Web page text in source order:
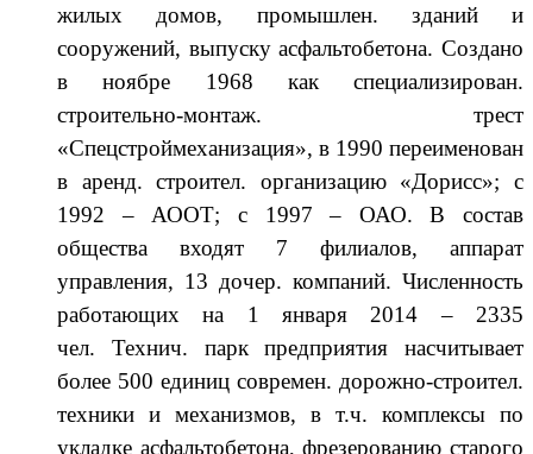
жилых домов, промышлен. зданий и
сооружений, выпуску асфальтобетона. Создано
в ноябре 1968 как специализирован.
строительно-монтаж. трест
«Спецстроймеханизация», в 1990 переименован
в аренд. строител. организацию «Дорисс»; с
1992 – АООТ; с 1997 – ОАО.В состав
общества входят 7 филиалов, аппарат
управления, 13 дочер. компаний. Численность
работающих на 1 января 2014 – 2335
чел.
Технич. парк предприятия насчитывает
более 500 единиц современ. дорожно-строител.
техники и механизмов, в т.ч. комплексы по
укладке асфальтобетона, фрезерованию старого